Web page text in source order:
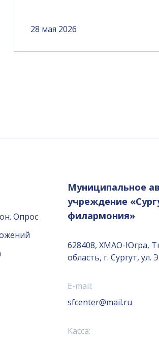
28 мая 2026
Опрос
Муниципальное
учреждение
филармония»
628408, ХМАО-Югра,
область, г. Сургут, ул.
E-mail:
sfcenter@mail.ru
Касса: